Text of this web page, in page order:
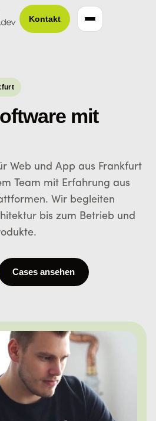
Kontakt
mit
Web und App aus Frankfurt
Team mit Erfahrung aus
Wir begleiten
bis zum Betrieb und
Cases ansehen